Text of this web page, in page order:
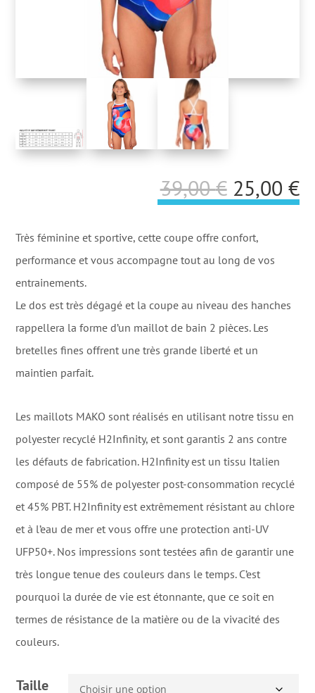
39,00€ Le
prix
initial
était :
25,00 €
Très féminine et sportive, cette coupe offre confort,
performance et vous accompagne tout au long de vos
entrainements.
Le dos est très dégagé et la coupe au niveau des hanches
rappellera la forme d’un maillot de bain 2 pièces. Les
bretelles fines offrent une très grande liberté et un
maintien parfait.
Les maillots MAKO sont réalisés en utilisant notre tissu en
polyester recyclé H2Infinity, et sont garantis 2 ans contre
les défauts de fabrication. H2Infinity est un tissu Italien
composé de 55% de polyester post-consommation recyclé
et 45% PBT. H2Infinity est extrêmement résistant au chlore
et à l’eau de mer et vous offre une protection anti-UV
UFP50+. Nos impressions sont testées afin de garantir une
très longue tenue des couleurs dans le temps. C’est
pourquoi la durée de vie est étonnante, que ce soit en
termes de résistance de la matière ou de la vivacité des
couleurs.
Taille